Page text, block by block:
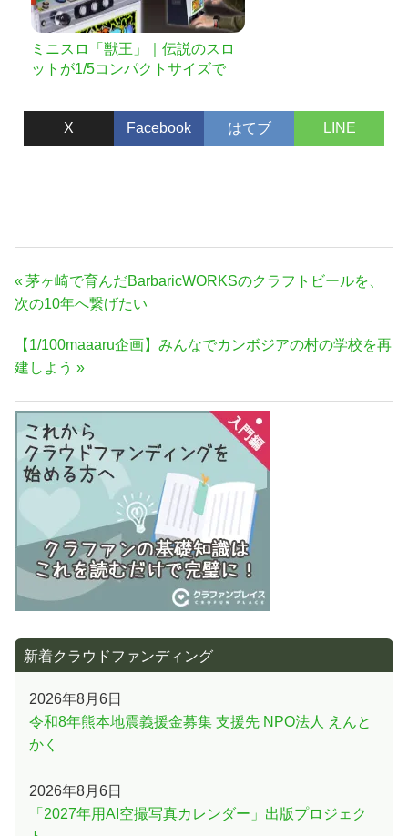
ミニスロ「獣王」｜伝説のスロ
ットが1/5コンパクトサイズで
X Facebook はてブ LINE
投
稿
ビ
ゲ
ー
シ
ョ
ン
前
の
事:
茅ヶ崎で育んだBarbaricWORKSのクラフトビールを、
次の10年へ繋げたい
次
の
事:
【1/100maaaru企画】みんなでカンボジアの村の学校を再
建しよう
新着クラウドファンディング
2026年8月6日
令和8年熊本地震義援金募集 支援先 NPO法人 えんと
かく
2026年8月6日
「2027年用AI空撮写真カレンダー」出版プロジェク